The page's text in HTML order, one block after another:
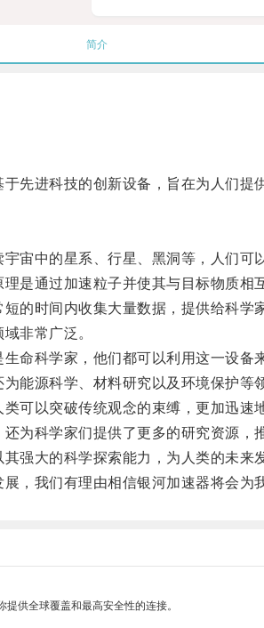
简介
进科技的创新设备，旨在为人们提
中的星系、行星、黑洞等，人们可
通过加速粒子并使其与目标物质相
时间内收集大量数据，提供给科学家
非常广泛。
科学家，他们都可以利用这一设备
源科学、材料研究以及环境保护等领
以突破传统观念的束缚，更加迅速地
科学家们提供了更多的研究资源，推
大的科学探索能力，为人类的未来发
我们有理由相信银河加速器将会为
供全球覆盖和最高安全性的连接。